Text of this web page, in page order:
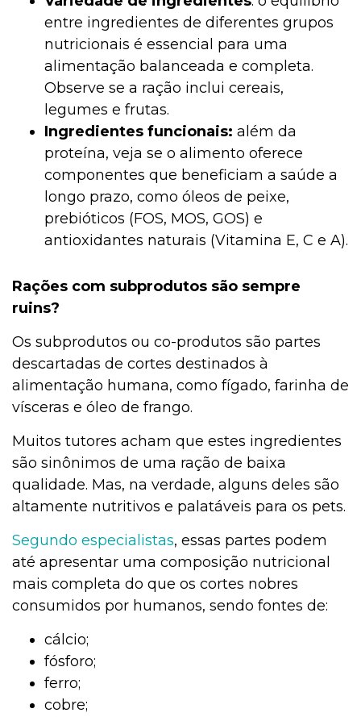
entre ingredientes de diferentes grupos
nutricionais é essencial para uma
alimentação balanceada e completa.
Observe se a ração inclui cereais,
legumes e frutas.
Ingredientes funcionais: além da
proteína, veja se o alimento oferece
componentes que beneficiam a saúde a
longo prazo, como óleos de peixe,
prebióticos (FOS, MOS, GOS) e
antioxidantes naturais (Vitamina E, C e A).
Rações com subprodutos são sempre
ruins?
Os subprodutos ou co-produtos são partes
descartadas de cortes destinados à
alimentação humana, como fígado, farinha de
vísceras e óleo de frango.
Muitos tutores acham que estes ingredientes
são sinônimos de uma ração de baixa
qualidade. Mas, na verdade, alguns deles são
altamente nutritivos e palatáveis para os pets.
Segundo especialistas, essas partes podem
até apresentar uma composição nutricional
mais completa do que os cortes nobres
consumidos por humanos, sendo fontes de:
cálcio;
fósforo;
ferro;
cobre;